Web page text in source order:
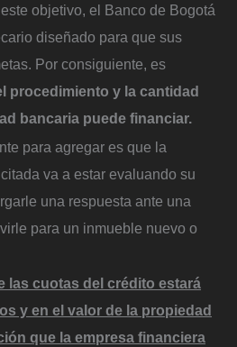
objetivo, el Banco de Bogotá
diseñado para que sus
Por consiguiente, es
procedimiento y la cantidad
bancaria puede financiar.
para agregar es que la
va a estar evaluando su
una respuesta ante una
para un inmueble nuevo o
las cuotas del crédito estará
y en el valor de la propiedad
que la empresa financiera